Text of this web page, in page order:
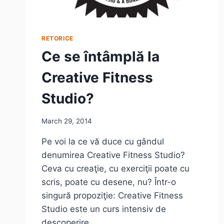
RETORICE
Ce se întâmplă la
Creative Fitness
Studio?
March 29, 2014
Pe voi la ce vă duce cu gândul
denumirea Creative Fitness Studio?
Ceva cu creaţie, cu exerciţii poate cu
scris, poate cu desene, nu? Într-o
singură propoziţie: Creative Fitness
Studio este un curs intensiv de